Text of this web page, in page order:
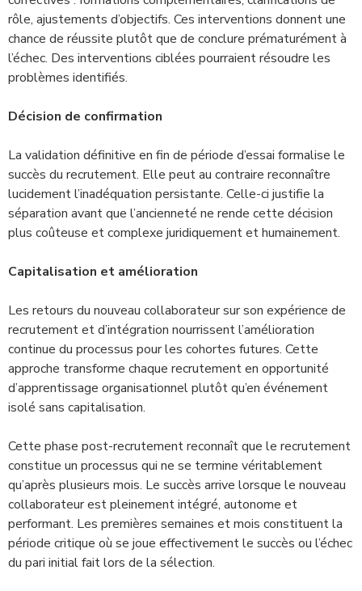
rôle, ajustements d’objectifs. Ces interventions donnent une
chance de réussite plutôt que de conclure prématurément à
l’échec. Des interventions ciblées pourraient résoudre les
problèmes identifiés.
Décision de confirmation
La validation définitive en fin de période d’essai formalise le
succès du recrutement. Elle peut au contraire reconnaître
lucidement l’inadéquation persistante. Celle-ci justifie la
séparation avant que l’ancienneté ne rende cette décision
plus coûteuse et complexe juridiquement et humainement.
Capitalisation et amélioration
Les retours du nouveau collaborateur sur son expérience de
recrutement et d’intégration nourrissent l’amélioration
continue du processus pour les cohortes futures. Cette
approche transforme chaque recrutement en opportunité
d’apprentissage organisationnel plutôt qu’en événement
isolé sans capitalisation.
Cette phase post-recrutement reconnaît que le recrutement
constitue un processus qui ne se termine véritablement
qu’après plusieurs mois. Le succès arrive lorsque le nouveau
collaborateur est pleinement intégré, autonome et
performant. Les premières semaines et mois constituent la
période critique où se joue effectivement le succès ou l’échec
du pari initial fait lors de la sélection.